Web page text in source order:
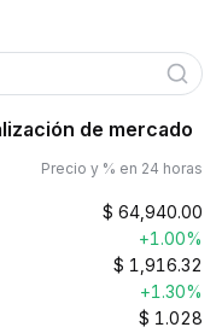
de mercado
Precio y % en 24 horas
$ 64,940.00
+1.00%
$ 1,916.32
+1.30%
$ 1.028